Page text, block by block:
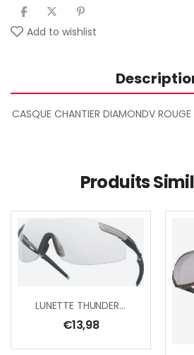
Add to wishlist
CASQUE CHANTIER DIAMONDV ROUGE
Produits
LUNETTE THUNDER BL/GR INCOLORE
€13,98